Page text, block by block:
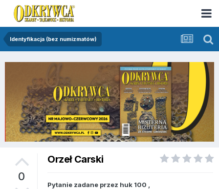
Identyfikacja (bez numizmatów)
0
Orzeł Carski
Pytanie zadane przez huk 100